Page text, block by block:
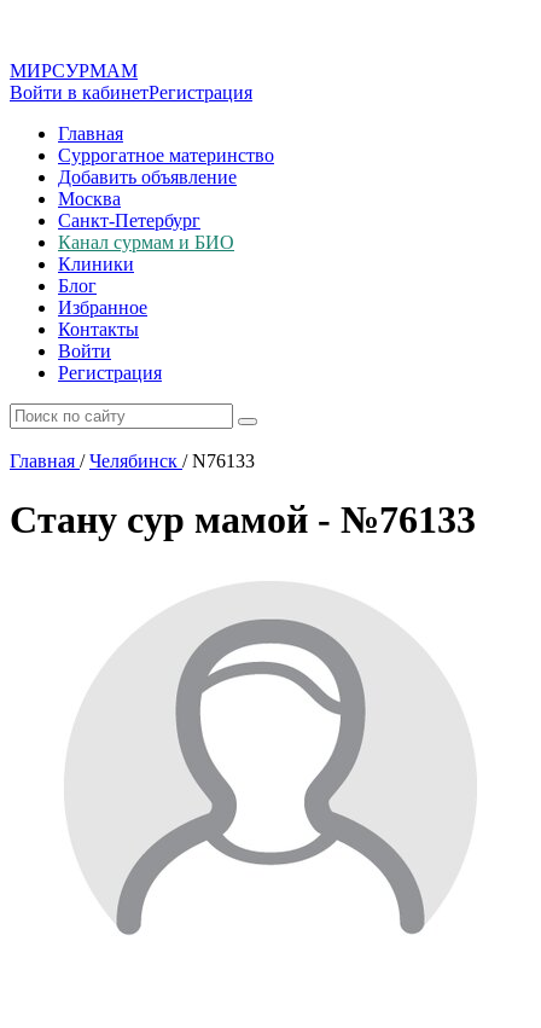
МИРСУРМАМ
Войти в кабинетРегистрация
Главная
Суррогатное материнство
Добавить объявление
Москва
Санкт-Петербург
Канал сурмам и БИО
Клиники
Блог
Избранное
Контакты
Войти
Регистрация
Главная / Челябинск /N76133
Стану сур мамой - №76133